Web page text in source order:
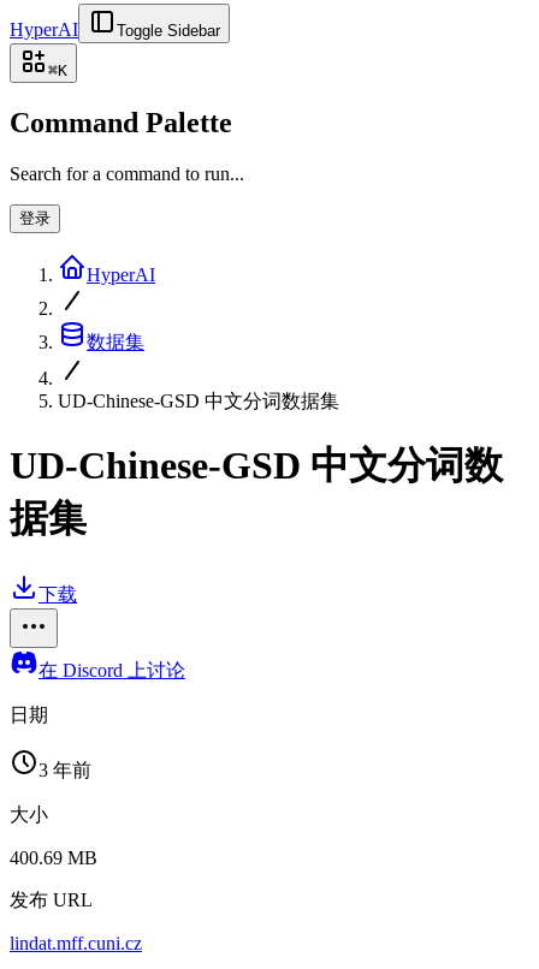
HyperAI Toggle Sidebar
⌘K
Command Palette
Search for a command to run...
登录
HyperAI
数据集
UD-Chinese-GSD 中文分词数据集
UD-Chinese-GSD 中文分词数
据集
下载
在 Discord 上讨论
日期
3 年前
大小
400.69 MB
发布 URL
lindat.mff.cuni.cz